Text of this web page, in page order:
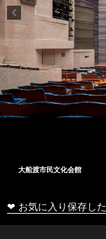
大船渡市民文化会館
❤ お気に入り保存し